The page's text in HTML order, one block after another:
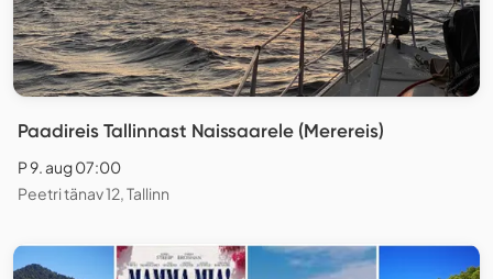
Paadireis Tallinnast Naissaarele (Merereis)
P 9. aug 07:00
Peetri tänav 12, Tallinn